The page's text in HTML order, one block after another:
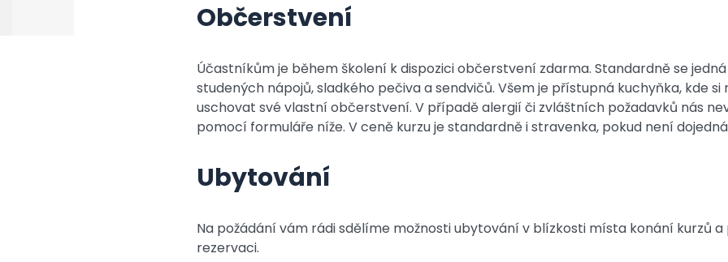
Občerstvení
Účastníkům je během školení k dispozici občerstvení zdarma. Standardně se
studených nápojů, sladkého pečiva a sendvičů. Všem je přístupná kuchyňka, kde
uschovat své vlastní občerstvení. V případě alergií či zvláštních požadavků nás
pomocí formuláře níže. V ceně kurzu je standardně i stravenka, pokud není
Ubytování
Na požádání vám rádi sdělíme možnosti ubytování v blízkosti místa konání kurzů
rezervaci.